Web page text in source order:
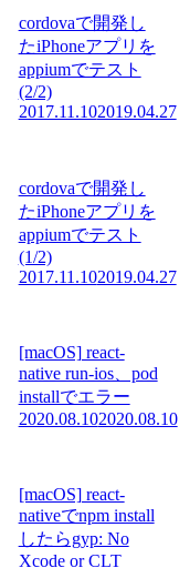
cordovaで開発し
たiPhoneアプリを
appiumでテスト
(2/2)
2017.11.102019.04.27
cordovaで開発し
たiPhoneアプリを
appiumでテスト
(1/2)
2017.11.102019.04.27
[macOS] react-
native run-ios、pod
installでエラー
2020.08.102020.08.10
[macOS] react-
nativeでnpm install
したらgyp: No
Xcode or CLT